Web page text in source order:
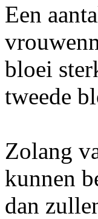
Een
bloei
tweede
Zolang
kunnen
dan